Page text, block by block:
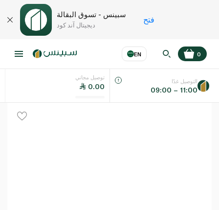
سبينس - تسوق البقالة
ديجيتال آند كود
فتح
EN
اللغة عر
0
توصيل مجاني
0.00
التوصيل غدًا
09:00 – 11:00